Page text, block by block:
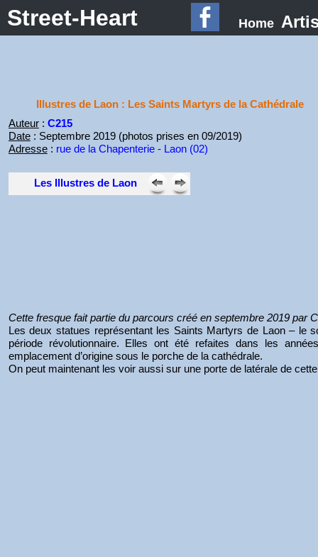
Street-Heart Home
Illustres de Laon : Les Saints Martyrs de la Cathédrale
Auteur: C215
Date: Septembre 2019 (photos prises en 09/2019)
Adresse: rue de la Chapenterie - Laon (02)
Les Illustres de Laon
Cette fresque fait partie du parcours créé en septembre 2019 par
Les deux statues représentant les Saints Martyrs de Laon – le
période révolutionnaire. Elles ont été refaites dans les
emplacement d’origine sous le porche de la cathédrale.
On peut maintenant les voir aussi sur une porte de latérale de